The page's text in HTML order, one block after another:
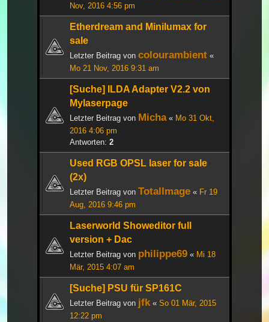
Nov, 2016 4:56 pm
Etherdream and Minilumax for
sale
Letzter Beitrag von colourambient «
Mo 21 Nov, 2016 9:31 am
[Suche] ILDA Adapter V2.2 von
Mylaserpage
Letzter Beitrag von Micha« Mo 31 Okt,
2016 4:06 pm
Antworten: 2
Used RGB OPSL laser for sale
(2x)
Letzter Beitrag von TotalImage « Fr 19
Aug, 2016 9:46 pm
Laserworld Showeditor full
version + Dac
Letzter Beitrag von philippe69 « Mi 18
Mär, 2015 4:07 am
[Suche] PSU für SP161C
Letzter Beitrag von jfk « So 01 Mär, 2015
12:22 pm